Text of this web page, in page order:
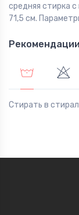
средняя стирка
71,5 см.
Стирать в